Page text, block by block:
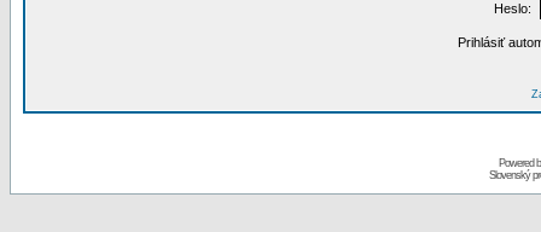
Heslo:
Prihlásiť
Powered
Slovenský